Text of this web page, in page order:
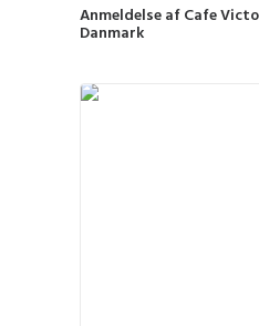
Anmeldelse af Cafe
Danmark